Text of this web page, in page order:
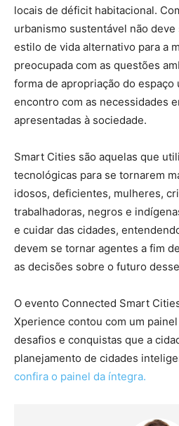
locais de déficit habitacional.
urbanismo sustentável não
estilo de vida alternativo para a
preocupada com as questões
forma de apropriação do espaço
encontro com as necessidades
apresentadas à sociedade.
Smart Cities são aquelas que
tecnológicas para se tornarem
idosos, deficientes, mulheres,
trabalhadoras, negros e
e cuidar das cidades,
devem se tornar agentes a fim
as decisões sobre o futuro
O evento Connected Smart
Xperience contou com um
desafios e conquistas que a
planejamento de cidades
confira o painel da íntegra.